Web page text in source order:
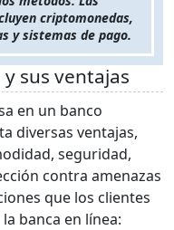
criptomonedas,
y sistemas de pago.
sus ventajas
en un banco
diversas ventajas,
seguridad,
contra amenazas
que los clientes
banca en línea: